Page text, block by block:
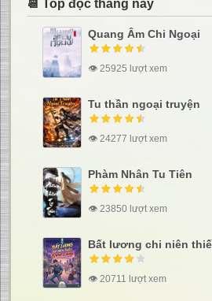
📆 Top đọc tháng này
Quang Âm Chi Ngoại
👁 25925 lượt xem
Tu thần ngoại truyện
👁 24277 lượt xem
Phàm Nhân Tu Tiên
👁 23850 lượt xem
Bất lương chi niên
👁 20711 lượt xem